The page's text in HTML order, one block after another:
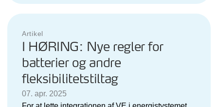
Artikel
I HØRING: Nye regler for
batterier og andre
fleksibilitetstiltag
07. apr. 2025